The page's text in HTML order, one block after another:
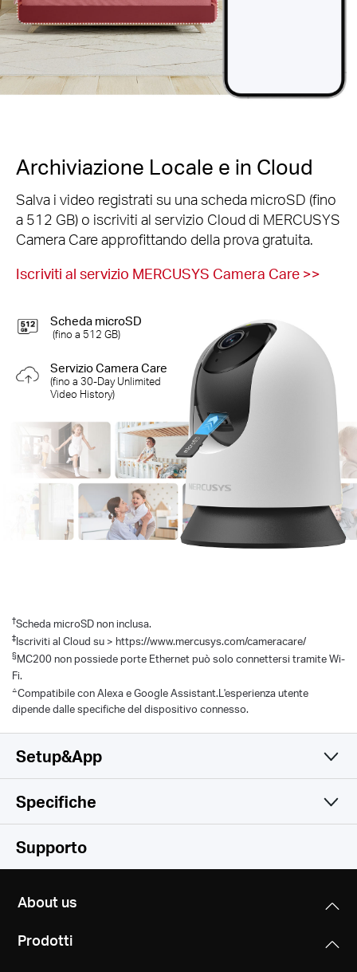
Archiviazione Locale e in Cloud
Salva i video registrati su una scheda microSD (fino
a 512 GB) o iscriviti al servizio Cloud di MERCUSYS
Camera Care approfittando della prova gratuita.
Iscriviti al servizio MERCUSYS Camera Care >>
Scheda microSD
(fino a 512 GB)
Servizio Camera Care
(fino a 30-Day Unlimited
Video History)
†Scheda microSD non inclusa.
‡Iscriviti al Cloud su > https://www.mercusys.com/cameracare/
§MC200 non possiede porte Ethernet può solo connettersi tramite Wi-
Fi.
△Compatibile con Alexa e Google Assistant.L'esperienza utente
dipende dalle specifiche del dispositivo connesso.
Setup&App
Una sola app semplice e
funzionale
Specifiche
Camera
1/3.2'' Progressive Scan CMOS Not Starlight Sensor
Lens
1920 × 1080 px
Supporto
About us
Prodotti